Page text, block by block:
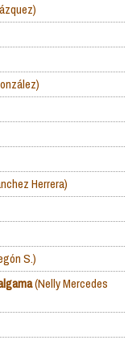
Herrera)
S.)
(Nelly Mercedes